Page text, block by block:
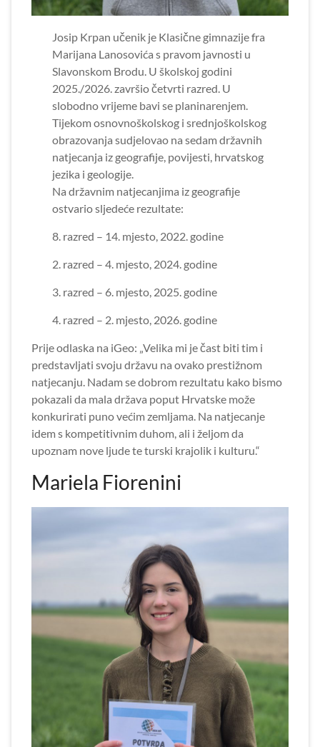
Josip Krpan učenik je Klasične gimnazije fra
Marijana Lanosovića s pravom javnosti u
Slavonskom Brodu. U školskoj godini
2025./2026. završio četvrti razred. U
slobodno vrijeme bavi se planinarenjem.
Tijekom osnovnoškolskog i srednjoškolskog
obrazovanja sudjelovao na sedam državnih
natjecanja iz geografije, povijesti, hrvatskog
jezika i geologije.
Na državnim natjecanjima iz geografije
ostvario sljedeće rezultate:
8. razred – 14. mjesto, 2022. godine
2. razred – 4. mjesto, 2024. godine
3. razred – 6. mjesto, 2025. godine
4. razred – 2. mjesto, 2026. godine
Prije odlaska na iGeo: „Velika mi je čast biti tim i
predstavljati svoju državu na ovako prestižnom
natjecanju. Nadam se dobrom rezultatu kako bismo
pokazali da mala država poput Hrvatske može
konkurirati puno većim zemljama. Na natjecanje
idem s kompetitivnim duhom, ali i željom da
upoznam nove ljude te turski krajolik i kulturu.“
Mariela Fiorenini